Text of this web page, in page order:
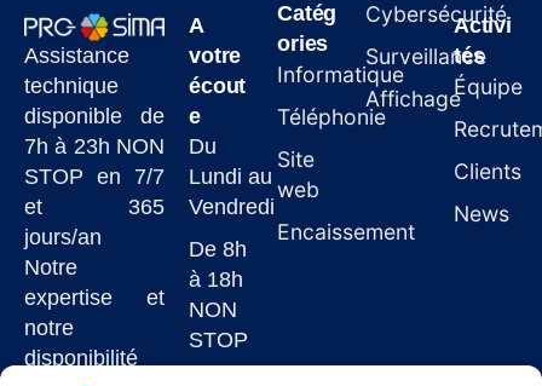
Assistance
technique
disponible de
7h à 23h NON
STOP en 7/7
et 365
jours/an
Notre
expertise et
notre
disponibilité
A
votre
écout
e
Du
Lundi au
Vendredi
De 8h
à 18h
NON
STOP
Catég
ories
Informatique
Téléphonie
Site
web
Encaissement
Cybersécurité
Surveillance
Affichage
Activi
tés
Équipe
Clients
News